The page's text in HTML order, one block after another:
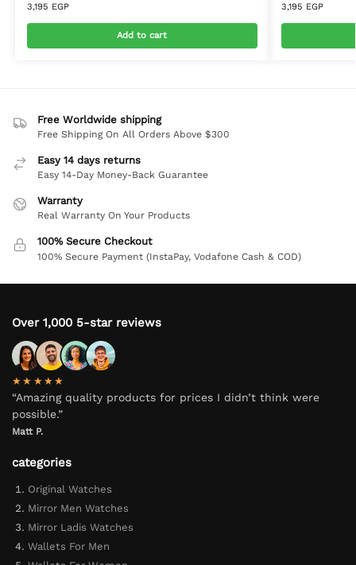
3,195 EGP
Add to cart
3,195 EGP
Free Worldwide shipping
Free Shipping On All Orders Above $300
Easy 14 days returns
Easy 14-Day Money-Back Guarantee
Warranty
Real Warranty On Your Products
100% Secure Checkout
100% Secure Payment (InstaPay, Vodafone Cash & COD)
Over 1,000 5-star reviews
★★★★★
“Amazing quality products for prices I didn’t think were
possible.”
Matt P.
categories
Original Watches
Mirror Men Watches
Mirror Ladis Watches
Wallets For Men